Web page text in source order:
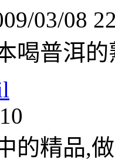
03/08
喝普洱的
的精品,